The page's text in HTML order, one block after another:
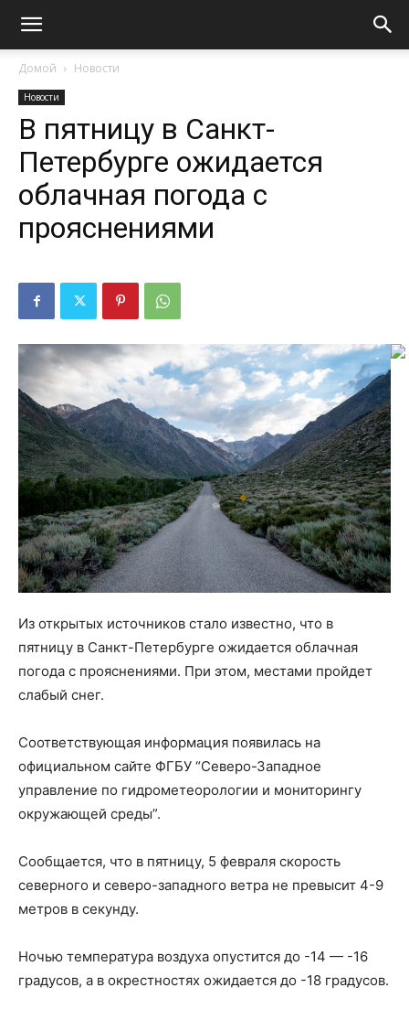
Домой Новости
Новости
В пятницу в Санкт-
Петербурге ожидается
облачная погода с
прояснениями
Из открытых источников стало известно, что в
пятницу в Санкт-Петербурге ожидается облачная
погода с прояснениями. При этом, местами пройдет
слабый снег.
Соответствующая информация появилась на
официальном сайте ФГБУ “Северо-Западное
управление по гидрометеорологии и мониторингу
окружающей среды”.
Сообщается, что в пятницу, 5 февраля скорость
северного и северо-западного ветра не превысит 4-9
метров в секунду.
Ночью температура воздуха опустится до -14 — -16
градусов, а в окрестностях ожидается до -18 градусов.